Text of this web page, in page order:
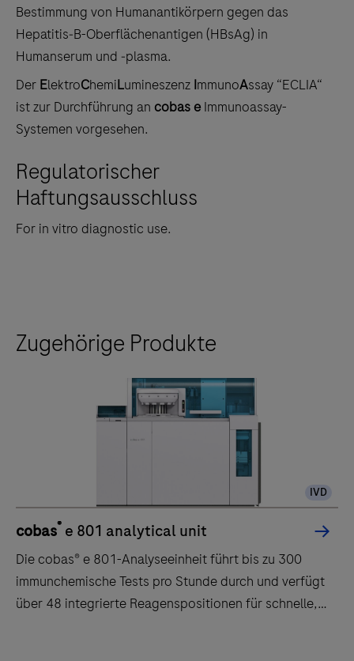
Bestimmung von Humanantikörpern gegen das
Hepatitis‑B-Oberflächenantigen (HBsAg) in
Humanserum und ‑plasma.
Der ElektroChemiLumineszenz ImmunoAssay “ECLIA“
ist zur Durchführung an cobas e Immunoassay-
Systemen vorgesehen.
Regulatorischer
Haftungsausschluss
For in vitro diagnostic use.
Zugehörige Produkte
IVD
cobas® e 801 analytical unit
Die cobas® e 801-Analyseeinheit führt bis zu 300
immunchemische Tests pro Stunde durch und verfügt
über 48 integrierte Reagenspositionen für schnelle,